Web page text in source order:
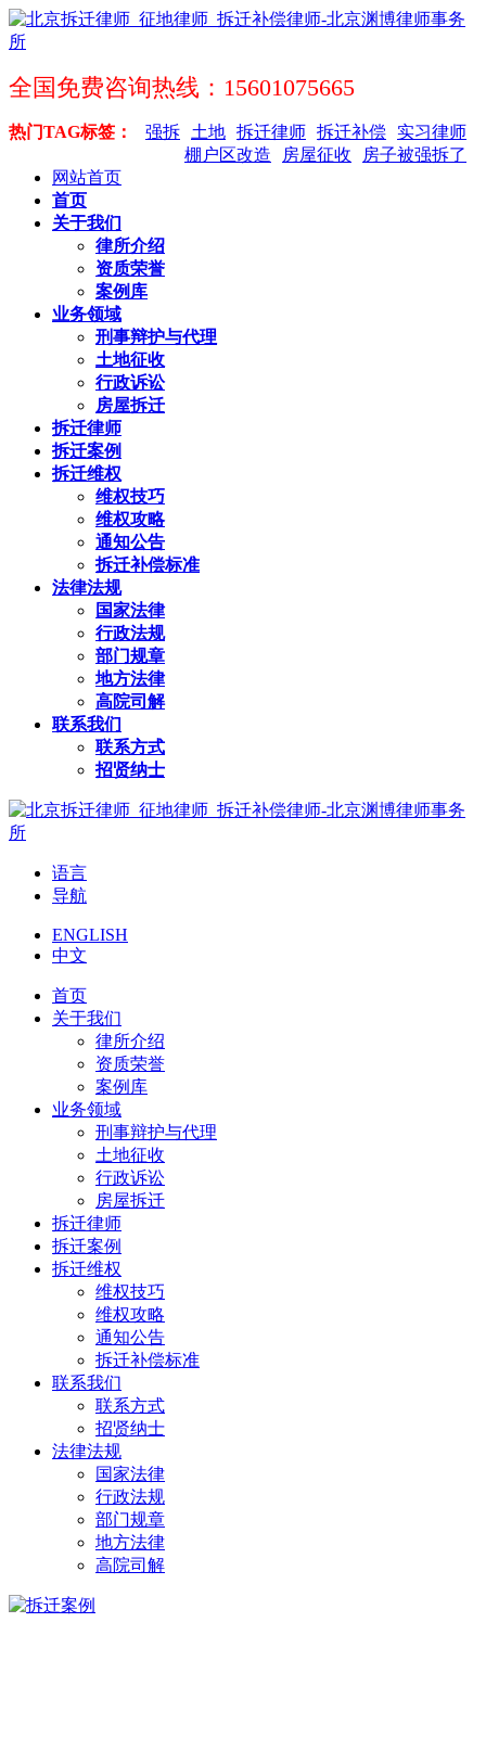
全国免费咨询热线：15601075665
热门TAG标签： 实习律师
拆迁补偿
拆迁律师
土地
强拆
房子被强拆了
房屋征收
棚户区改造
网站首页
首页
关于我们
律所介绍
资质荣誉
案例库
业务领域
刑事辩护与代理
土地征收
行政诉讼
房屋拆迁
拆迁律师
拆迁案例
拆迁维权
维权技巧
维权攻略
通知公告
拆迁补偿标准
法律法规
国家法律
行政法规
部门规章
地方法律
高院司解
联系我们
联系方式
招贤纳士
语言
导航
ENGLISH
中文
首页
关于我们
律所介绍
资质荣誉
案例库
业务领域
刑事辩护与代理
土地征收
行政诉讼
房屋拆迁
拆迁律师
拆迁案例
拆迁维权
维权技巧
维权攻略
通知公告
拆迁补偿标准
联系我们
联系方式
招贤纳士
法律法规
国家法律
行政法规
部门规章
地方法律
高院司解